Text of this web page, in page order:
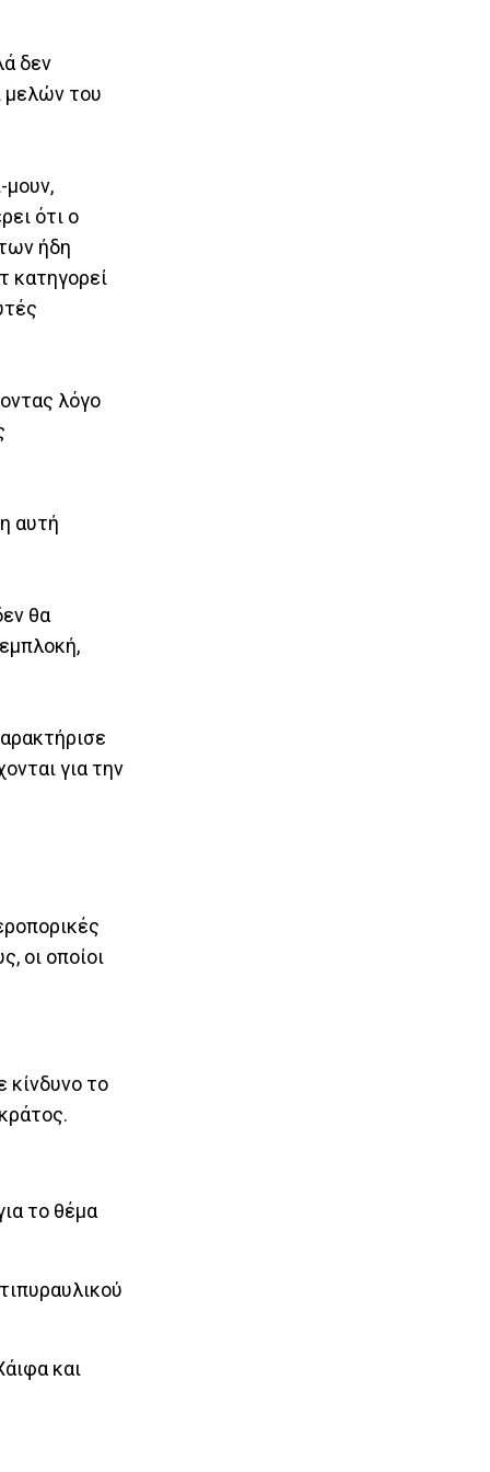
δεν
μελών του
ότι ο
ήδη
κατηγορεί
λόγο
αυτή
θα
για την
οι οποίοι
κίνδυνο το
το θέμα
και